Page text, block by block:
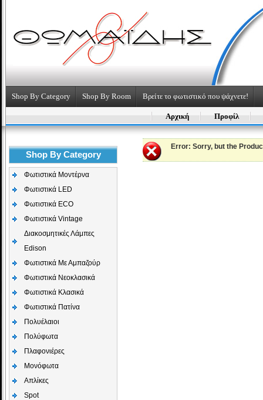
Shop By Category Shop By Room Βρείτε το φωτιστικό που ψάχνετε!
Αρχική Προφίλ
Shop By Category
Φωτιστικά Μοντέρνα
Φωτιστικά LED
Φωτιστικά ECO
Φωτιστικά Vintage
Διακοσμητικές Λάμπες
Edison
Φωτιστικά Με Αμπαζούρ
Φωτιστικά Νεοκλασικά
Φωτιστικά Κλασικά
Φωτιστικά Πατίνα
Πολυέλαιοι
Πολύφωτα
Πλαφονιέρες
Μονόφωτα
Απλίκες
Spot
Error: Sorry, but the